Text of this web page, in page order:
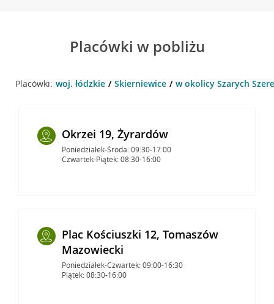
Placówki w pobliżu
Placówki: woj. łódzkie Skierniewice w okolicy Szarych
Okrzei 19, Żyrardów
Poniedziałek-Środa: 09:30-17:00
Czwartek-Piątek: 08:30-16:00
Plac Kościuszki 12, Tomaszów
Mazowiecki
Poniedziałek-Czwartek: 09:00-16:30
Piątek: 08:30-16:00